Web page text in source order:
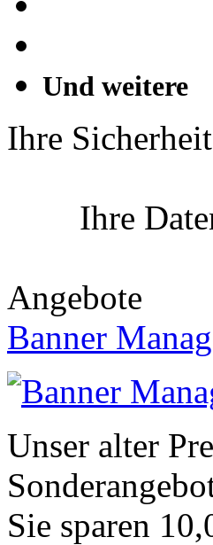
Und weitere
Ihre Sicherheit
Ihre
Angebote
Banner
Unser alter
Sie sparen